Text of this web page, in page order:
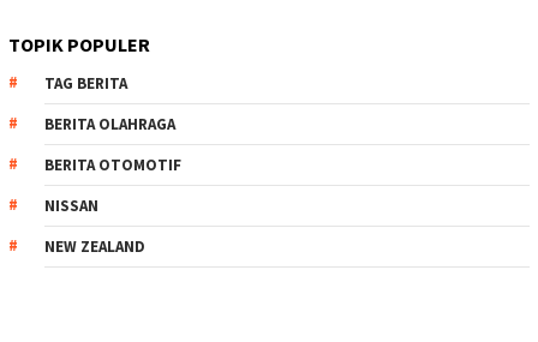
TOPIK POPULER
TAG BERITA
BERITA OLAHRAGA
BERITA OTOMOTIF
NISSAN
NEW ZEALAND